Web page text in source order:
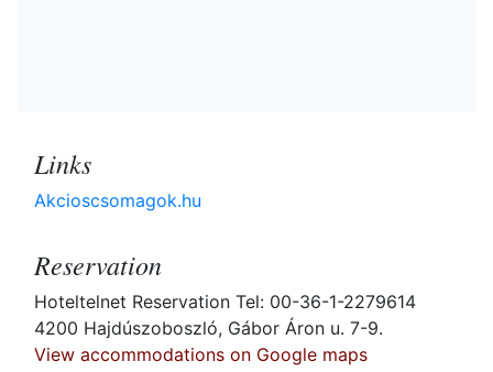
Links
Akcioscsomagok.hu
Reservation
Hoteltelnet Reservation Tel: 00-36-1-2279614
4200 Hajdúszoboszló, Gábor Áron u. 7-9.
View accommodations on Google maps